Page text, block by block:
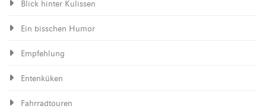
Blick hinter Kulissen
Ein bisschen Humor
Empfehlung
Entenküken
Fahrradtouren